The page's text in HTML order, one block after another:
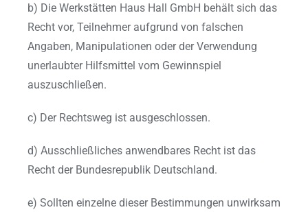
b) Die Werkstätten Haus Hall GmbH behält sich das
Recht vor, Teilnehmer aufgrund von falschen
Angaben, Manipulationen oder der Verwendung
unerlaubter Hilfsmittel vom Gewinnspiel
auszuschließen.
c) Der Rechtsweg ist ausgeschlossen.
d) Ausschließliches anwendbares Recht ist das
Recht der Bundesrepublik Deutschland.
e) Sollten einzelne dieser Bestimmungen unwirksam